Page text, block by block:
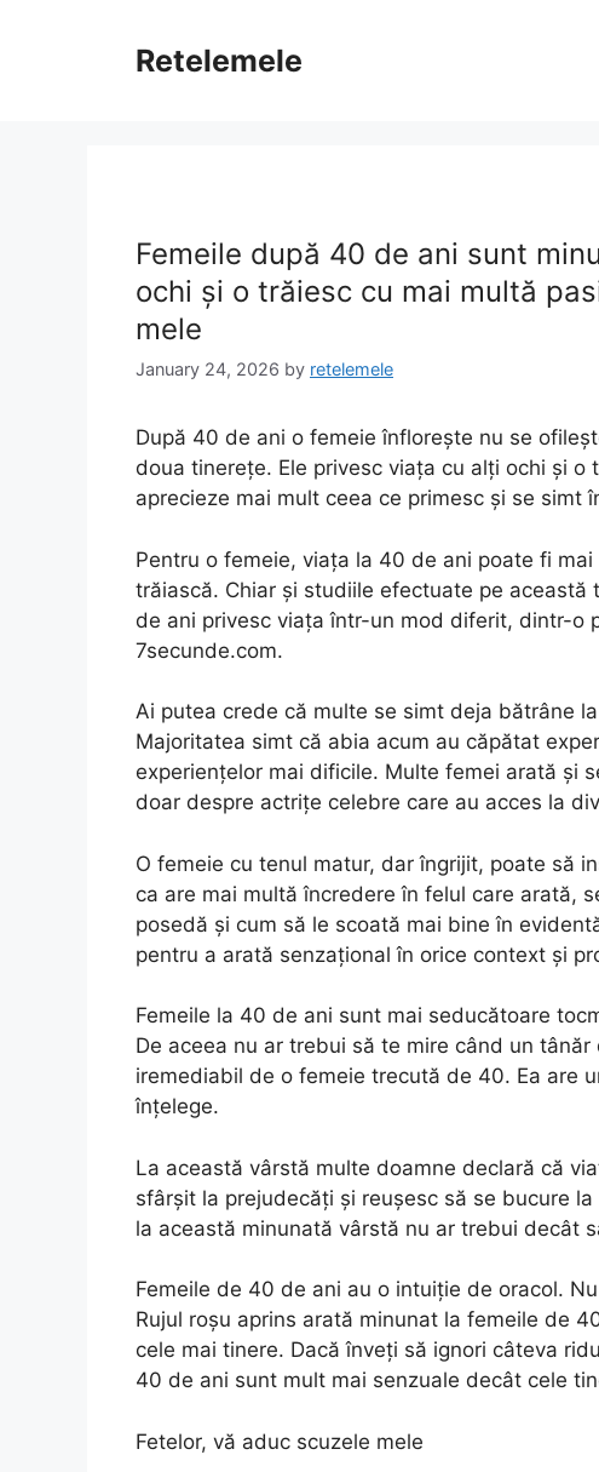
Retelemele
Femeile după 40 de ani sunt
ochi și o trăiesc cu mai multă
mele
January 24, 2026 by retelemele
După 40 de ani o femeie înflorește nu se
doua tinerețe. Ele privesc viața cu alți ochi și o
aprecieze mai mult ceea ce primesc și se simt
Pentru o femeie, viața la 40 de ani poate fi
trăiască. Chiar și studiile efectuate pe
de ani privesc viața într-un mod diferit, dintr-o
7secunde.com.
Ai putea crede că multe se simt deja bătrâne
Majoritatea simt că abia acum au căpătat
experiențelor mai dificile. Multe femei arată și
doar despre actrițe celebre care au acces la
O femeie cu tenul matur, dar îngrijit, poate să
ca are mai multă încredere în felul care arată,
posedă și cum să le scoată mai bine în
pentru a arată senzațional în orice context și
Femeile la 40 de ani sunt mai seducătoare
De aceea nu ar trebui să te mire când un
iremediabil de o femeie trecută de 40. Ea are
înțelege.
La această vârstă multe doamne declară că
sfârșit la prejudecăți și reușesc să se bucure
la această minunată vârstă nu ar trebui decât
Femeile de 40 de ani au o intuiție de oracol.
Rujul roșu aprins arată minunat la femeile de
cele mai tinere. Dacă înveți să ignori câteva
40 de ani sunt mult mai senzuale decât cele
Fetelor, vă aduc scuzele mele